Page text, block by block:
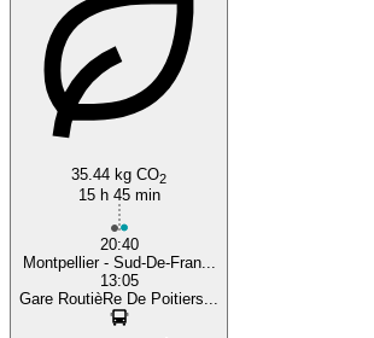
35.44 kg CO2
15 h 45 min
20:40
Montpellier - Sud-De-Fran...
13:05
Gare RoutièRe De Poitiers...